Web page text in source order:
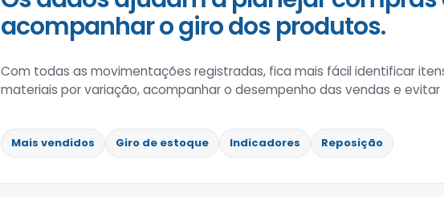
acompanhar o giro dos produtos.
Com todas as movimentações registradas, fica mais fácil identificar
materiais por variação, acompanhar o desempenho das vendas e
Mais vendidos Giro de estoque Indicadores Reposição